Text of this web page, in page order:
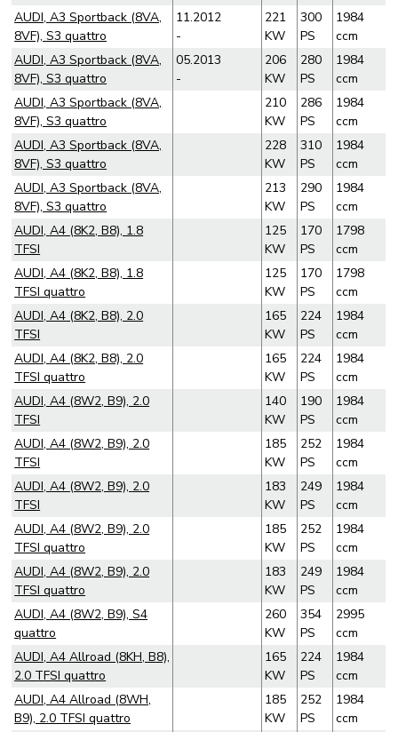
AUDI, A3 Sportback (8VA,
8VF), S3 quattro
11.2012
-
221
KW
300
PS
1984
ccm
AUDI, A3 Sportback (8VA,
8VF), S3 quattro
05.2013
-
206
KW
280
PS
1984
ccm
AUDI, A3 Sportback (8VA,
8VF), S3 quattro
210
KW
286
PS
1984
ccm
AUDI, A3 Sportback (8VA,
8VF), S3 quattro
228
KW
310
PS
1984
ccm
AUDI, A3 Sportback (8VA,
8VF), S3 quattro
213
KW
290
PS
1984
ccm
AUDI, A4 (8K2, B8), 1.8
TFSI
125
KW
170
PS
1798
ccm
AUDI, A4 (8K2, B8), 1.8
TFSI quattro
125
KW
170
PS
1798
ccm
AUDI, A4 (8K2, B8), 2.0
TFSI
165
KW
224
PS
1984
ccm
AUDI, A4 (8K2, B8), 2.0
TFSI quattro
165
KW
224
PS
1984
ccm
AUDI, A4 (8W2, B9), 2.0
TFSI
140
KW
190
PS
1984
ccm
AUDI, A4 (8W2, B9), 2.0
TFSI
185
KW
252
PS
1984
ccm
AUDI, A4 (8W2, B9), 2.0
TFSI
183
KW
249
PS
1984
ccm
AUDI, A4 (8W2, B9), 2.0
TFSI quattro
185
KW
252
PS
1984
ccm
AUDI, A4 (8W2, B9), 2.0
TFSI quattro
183
KW
249
PS
1984
ccm
AUDI, A4 (8W2, B9), S4
quattro
260
KW
354
PS
2995
ccm
AUDI, A4 Allroad (8KH, B8),
2.0 TFSI quattro
165
KW
224
PS
1984
ccm
AUDI, A4 Allroad (8WH,
B9), 2.0 TFSI quattro
185
KW
252
PS
1984
ccm